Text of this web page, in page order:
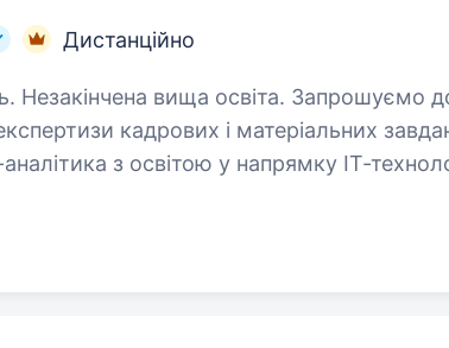
Дистанційно
вища освіта. Запрошуємо до Відділу
кадрових і матеріальних
з освітою у напрямку ІТ-